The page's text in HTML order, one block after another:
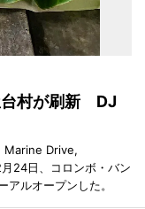
台村が刷新 DJ
Marine Drive,
24日、コロンボ・バン
ルオープンした。